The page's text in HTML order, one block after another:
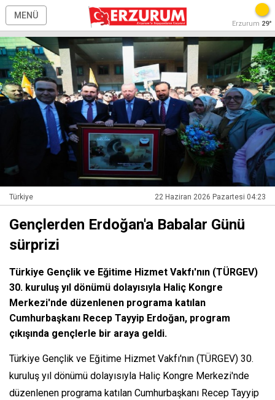
MENÜ
Erzurum 29°
Türkiye 22 Haziran 2026 Pazartesi 04:23
Gençlerden Erdoğan'a Babalar Günü
sürprizi
Türkiye Gençlik ve Eğitime Hizmet Vakfı'nın (TÜRGEV)
30. kuruluş yıl dönümü dolayısıyla Haliç Kongre
Merkezi'nde düzenlenen programa katılan
Cumhurbaşkanı Recep Tayyip Erdoğan, program
çıkışında gençlerle bir araya geldi.
Türkiye Gençlik ve Eğitime Hizmet Vakfı'nın (TÜRGEV) 30.
kuruluş yıl dönümü dolayısıyla Haliç Kongre Merkezi'nde
düzenlenen programa katılan Cumhurbaşkanı Recep Tayyip